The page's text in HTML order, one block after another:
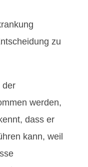
zu
der
werden,
dass er
kann, weil